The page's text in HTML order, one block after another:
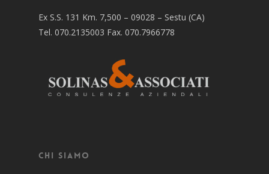
Ex S.S. 131 Km. 7,500 – 09028 – Sestu (CA)
Tel. 070.2135003 Fax. 070.7966778
Chi siamo